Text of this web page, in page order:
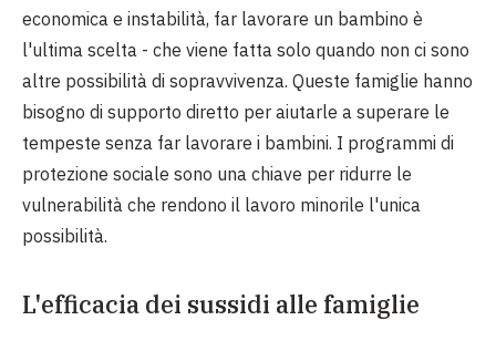
economica e instabilità, far lavorare un bambino è
l'ultima scelta - che viene fatta solo quando non ci sono
altre possibilità di sopravvivenza. Queste famiglie hanno
bisogno di supporto diretto per aiutarle a superare le
tempeste senza far lavorare i bambini. I programmi di
protezione sociale sono una chiave per ridurre le
vulnerabilità che rendono il lavoro minorile l'unica
possibilità.
L'efficacia dei sussidi alle famiglie